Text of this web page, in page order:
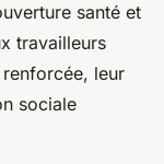
santé et
travailleurs
leur
sociale